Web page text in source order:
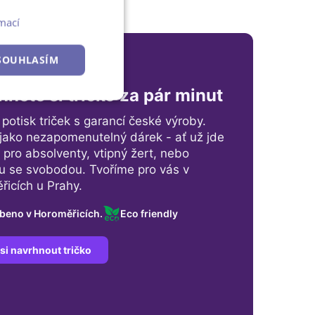
STYL
si tričko za pár minut
potisk triček s garancí české výroby.
nezapomenutelný dárek - ať už jde
pro absolventy, vtipný žert, nebo
se svobodou. Tvoříme pro vás v
u Prahy.
v Horoměřicích. Eco friendly
navrhnout tričko
Nezařazené
soubory